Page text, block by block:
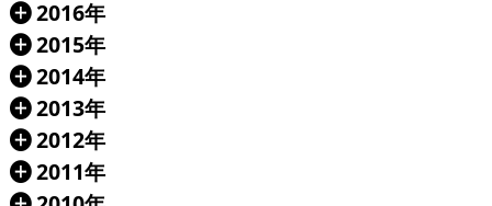
Á 2016年
Á 2015年
Á 2014年
Á 2013年
Á 2012年
Á 2011年